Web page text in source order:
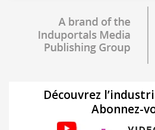
Découvrez
Abonnez-